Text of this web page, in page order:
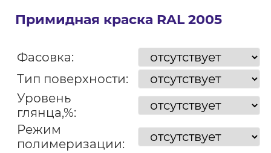
Примидная краска RAL 2005
Фасовка:
Тип поверхности:
Уровень
глянца,%:
Режим
полимеризации: